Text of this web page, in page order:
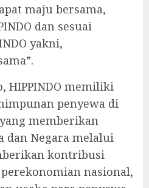
maju bersama,
dan sesuai
yakni,
HIPPINDO memiliki
penyewa di
memberikan
dan Negara melalui
kontribusi
nasional,